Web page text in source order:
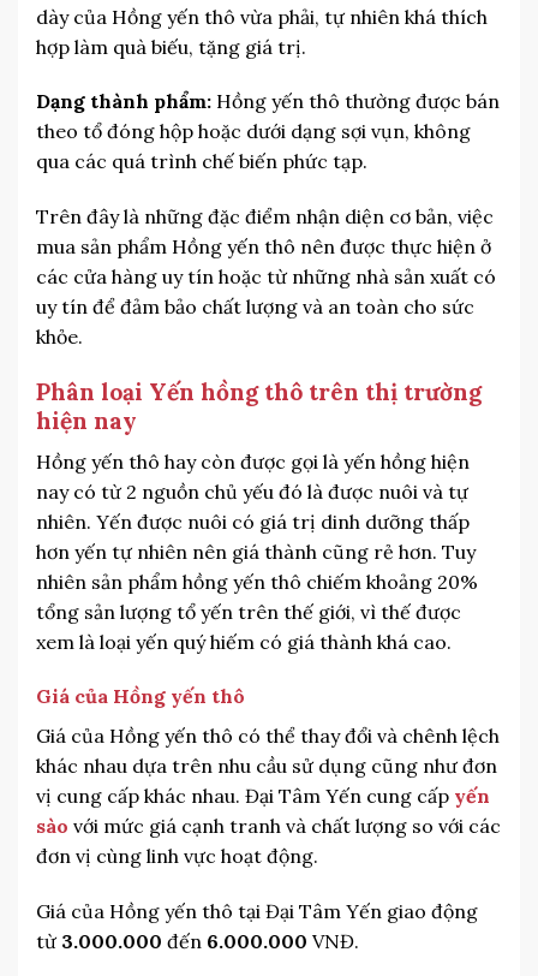
dày của Hồng yến thô vừa phải, tự nhiên khá thích
hợp làm quà biếu, tặng giá trị.
Dạng thành phẩm: Hồng yến thô thường được bán
theo tổ đóng hộp hoặc dưới dạng sợi vụn, không
qua các quá trình chế biến phức tạp.
Trên đây là những đặc điểm nhận diện cơ bản, việc
mua sản phẩm Hồng yến thô nên được thực hiện ở
các cửa hàng uy tín hoặc từ những nhà sản xuất có
uy tín để đảm bảo chất lượng và an toàn cho sức
khỏe.
Phân loại Yến hồng thô trên thị trường
hiện nay
Hồng yến thô hay còn được gọi là yến hồng hiện
nay có từ 2 nguồn chủ yếu đó là được nuôi và tự
nhiên. Yến được nuôi có giá trị dinh dưỡng thấp
hơn yến tự nhiên nên giá thành cũng rẻ hơn. Tuy
nhiên sản phẩm hồng yến thô chiếm khoảng 20%
tổng sản lượng tổ yến trên thế giới, vì thế được
xem là loại yến quý hiếm có giá thành khá cao.
Giá của Hồng yến thô
Giá của Hồng yến thô có thể thay đổi và chênh lệch
khác nhau dựa trên nhu cầu sử dụng cũng như đơn
vị cung cấp khác nhau. Đại Tâm Yến cung cấp yến
sào với mức giá cạnh tranh và chất lượng so với các
đơn vị cùng linh vực hoạt động.
Giá của Hồng yến thô tại Đại Tâm Yến giao động
từ 3.000.000 đến 6.000.000 VNĐ.